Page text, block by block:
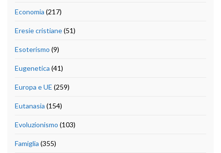
Economia (217)
Eresie cristiane(51)
Esoterismo (9)
Eugenetica (41)
Europa e UE (259)
Eutanasia (154)
Evoluzionismo (103)
Famiglia (355)